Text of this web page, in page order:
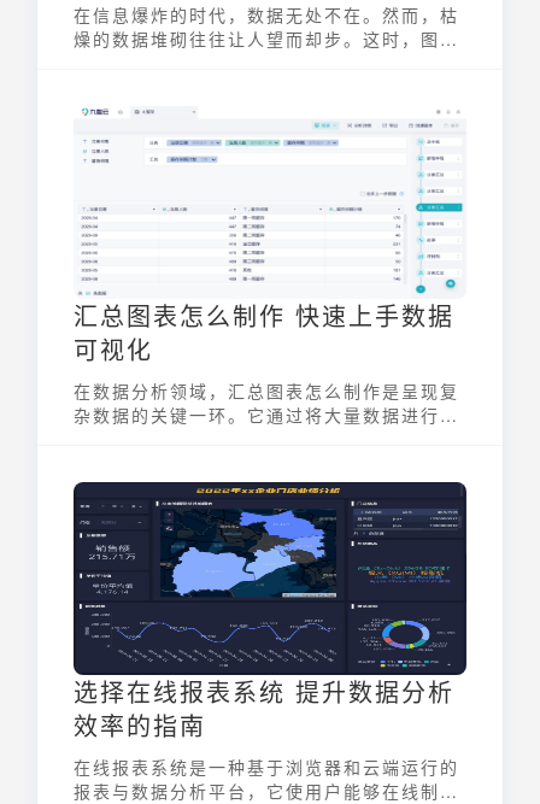
在信息爆炸的时代，数据无处不在。然而，枯
燥的数据堆砌往往让人望而却步。这时，图表
一把开启数据价值宝藏的钥匙，能帮助我们更
好地理解数据、发现规律、做出决策。
汇总图表怎么制作 快速上手数据
可视化
在数据分析领域，汇总图表怎么制作是呈现复
杂数据的关键一环。它通过将大量数据进行归
够有效地揭示数据间的关系、趋势和模式，从
而为决策提供有力支持。无论是商业分析、科
学研究还是日常管理，掌握汇总图表的制作方
法都至关重要，它是数据驱动决策的基础工
具。
选择在线报表系统 提升数据分析
效率的指南
在线报表系统是一种基于浏览器和云端运行的
报表与数据分析平台，它使用户能够在线制